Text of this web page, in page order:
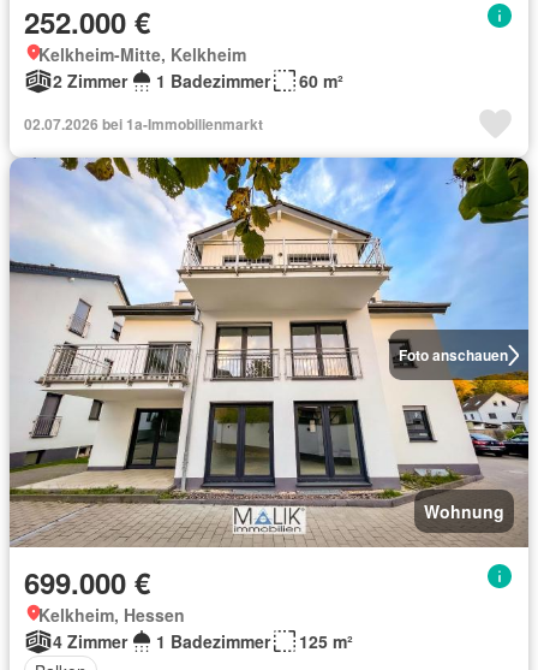
252.000 €
Kelkheim-Mitte, Kelkheim
2 Zimmer
1 Badezimmer 60 m²
02.07.2026 bei 1a-Immobilienmarkt
Foto anschauen
Wohnung
699.000 €
Kelkheim, Hessen
4 Zimmer
1 Badezimmer
125 m²